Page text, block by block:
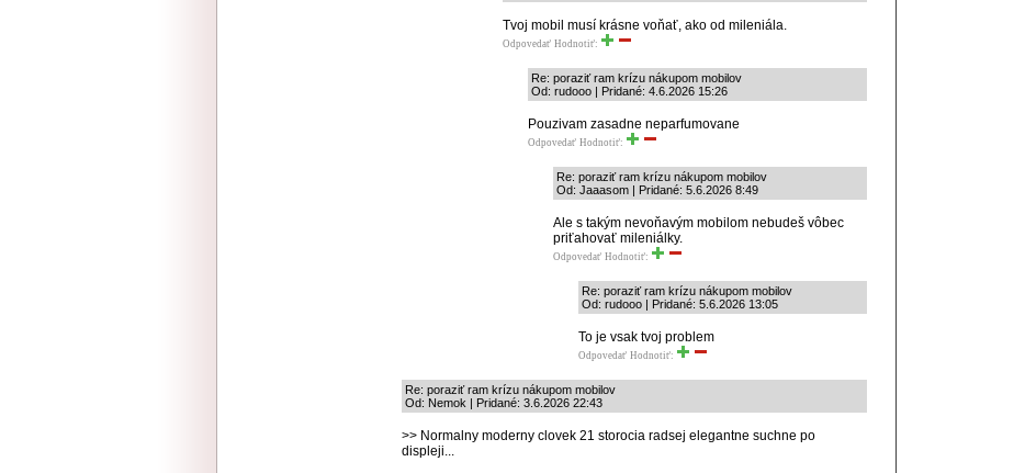
Tvoj mobil musí krásne voňať, ako od mileniála.
Odpovedať Hodnotiť:
Re: poraziť ram krízu nákupom mobilov
Od: rudooo | Pridané: 4.6.2026 15:26
Pouzivam zasadne neparfumovane
Odpovedať Hodnotiť:
Re: poraziť ram krízu nákupom mobilov
Od: Jaaasom | Pridané: 5.6.2026 8:49
Ale s takým nevoňavým mobilom nebudeš vôbec
priťahovať mileniálky.
Odpovedať Hodnotiť:
Re: poraziť ram krízu nákupom mobilov
Od: rudooo | Pridané: 5.6.2026 13:05
To je vsak tvoj problem
Odpovedať Hodnotiť:
Re: poraziť ram krízu nákupom mobilov
Od: Nemok | Pridané: 3.6.2026 22:43
>> Normalny moderny clovek 21 storocia radsej elegantne suchne po
displeji...